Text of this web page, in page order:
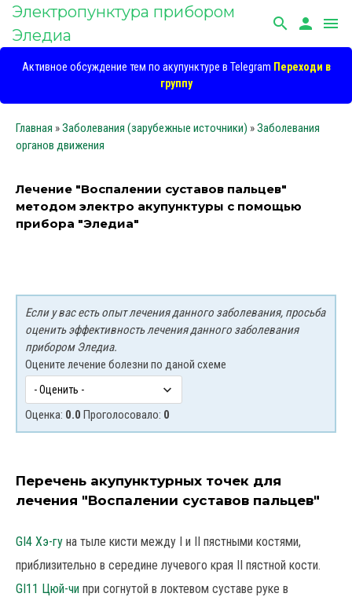
Электропунктура прибором
Эледиа
search person menu
Активное обсуждение тем по акупунктуре в Telegram Переходи в
группу
Главная »Заболевания (зарубежные источники) »Заболевания
органов движения
Лечение "Воспалении суставов пальцев"
методом электро акупунктуры с помощью
прибора "Эледиа"
Если у вас есть опыт лечения данного заболевания, просьба
оценить эффективность лечения данного заболевания
прибором Эледиа.
Оцените лечение болезни по даной схеме
Оценка: 0.0 Проголосовало: 0
Перечень акупунктурных точек для
лечения "Воспалении суставов пальцев"
GI4 Хэ-гу на тыле кисти между I и II пястными костями,
приблизительно в середине лучевого края II пястной кости.
GI11 Цюй-чи при согнутой в локтевом суставе руке в